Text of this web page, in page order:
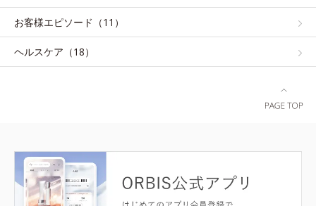
お客様エピソード（11）
ヘルスケア（18）